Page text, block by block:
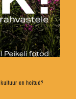
on hoitud?